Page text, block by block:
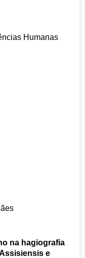
Humanas
na hagiografia
e